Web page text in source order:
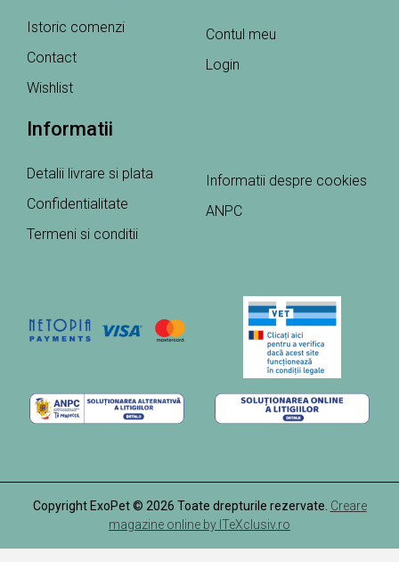
Istoric comenzi
Contact
Wishlist
Contul meu
Login
Informatii
Detalii livrare si plata
Confidentialitate
Termeni si conditii
Informatii despre cookies
ANPC
Copyright ExoPet © 2026 Toate drepturile rezervate. Creare
magazine online by ITeXclusiv.ro